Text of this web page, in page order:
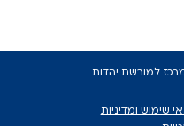
למרכז למורשת יהדות
שימוש ומדיניות